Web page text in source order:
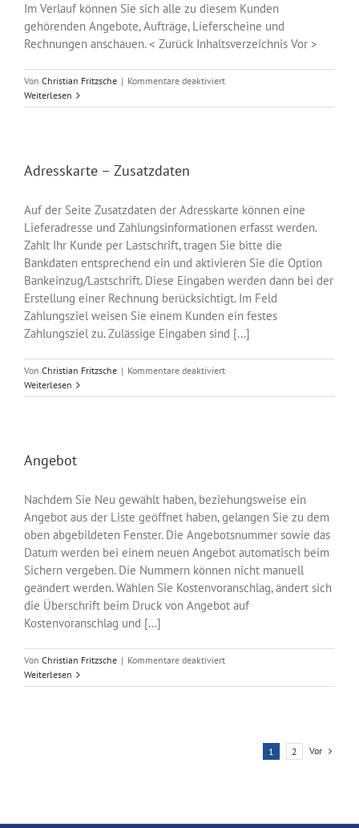
Im Verlauf können Sie sich alle zu diesem Kunden
gehörenden Angebote, Aufträge, Lieferscheine und
Rechnungen anschauen. < Zurück Inhaltsverzeichnis Vor >
Von Christian Fritzsche | Kommentare deaktiviertfür
–
Weiterlesen
Adresskarte – Zusatzdaten
Auf der Seite Zusatzdaten der Adresskarte können eine
Lieferadresse und Zahlungsinformationen erfasst werden.
Zahlt Ihr Kunde per Lastschrift, tragen Sie bitte die
Bankdaten entsprechend ein und aktivieren Sie die Option
Bankeinzug/Lastschrift. Diese Eingaben werden dann bei der
Erstellung einer Rechnung berücksichtigt. Im Feld
Zahlungsziel weisen Sie einem Kunden ein festes
Zahlungsziel zu. Zulässige Eingaben sind [...]
Von Christian Fritzsche | Kommentare deaktiviertfür
–
Weiterlesen
Angebot
Nachdem Sie Neu gewählt haben, beziehungsweise ein
Angebot aus der Liste geöffnet haben, gelangen Sie zu dem
oben abgebildeten Fenster. Die Angebotsnummer sowie das
Datum werden bei einem neuen Angebot automatisch beim
Sichern vergeben. Die Nummern können nicht manuell
geändert werden. Wählen Sie Kostenvoranschlag, ändert sich
die Überschrift beim Druck von Angebot auf
Kostenvoranschlag und [...]
Von Christian Fritzsche | Kommentare deaktiviertfür
Weiterlesen
1 2 Vor